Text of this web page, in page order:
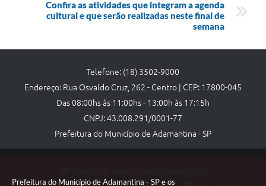
Prefeitura do Município de Adamantina - SP e os
Confira as atividades que integram a agenda
cultural e que serão realizadas neste final de
semana
Telefone: (18) 3502-9000
Endereço: Rua Osvaldo Cruz, 262 - Centro | CEP: 17800-045
Das 08:00hs às 11:00hs - 13:00h às 17:15h
CNPJ: 43.008.291/0001-77
Prefeitura do Município de Adamantina - SP